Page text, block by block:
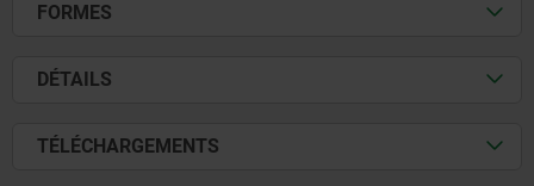
FORMES
DÉTAILS
TÉLÉCHARGEMENTS